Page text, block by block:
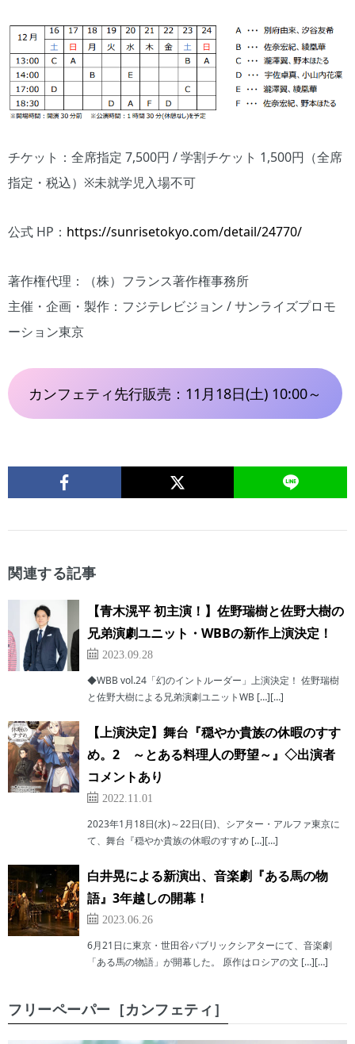
チケット：全席指定 7,500円 / 学割チケット 1,500円（全席
指定・税込）※未就学児入場不可
公式 HP： https://sunrisetokyo.com/detail/24770/
著作権代理：（株）フランス著作権事務所
主催・企画・製作：フジテレビジョン / サンライズプロモ
ーション東京
カンフェティ先行販売：11月18日(土) 10:00～
関連する記事
【青木滉平 初主演！】佐野瑞樹と佐野大樹の
兄弟演劇ユニット・WBBの新作上演決定！
2023.09.28
◆WBB vol.24「幻のイントルーダー」上演決定！ 佐野瑞樹
と佐野大樹による兄弟演劇ユニットWB […][…]
【上演決定】舞台『穏やか貴族の休暇のすす
め。2 ～とある料理人の野望～』◇出演者
コメントあり
2022.11.01
2023年1月18日(水)～22日(日)、シアター・アルファ東京に
て、舞台『穏やか貴族の休暇のすすめ […][…]
白井晃による新演出、音楽劇『ある馬の物
語』3年越しの開幕！
2023.06.26
6月21日に東京・世田谷パブリックシアターにて、音楽劇
「ある馬の物語」が開幕した。 原作はロシアの文 […][…]
フリーペーパー［カンフェティ］